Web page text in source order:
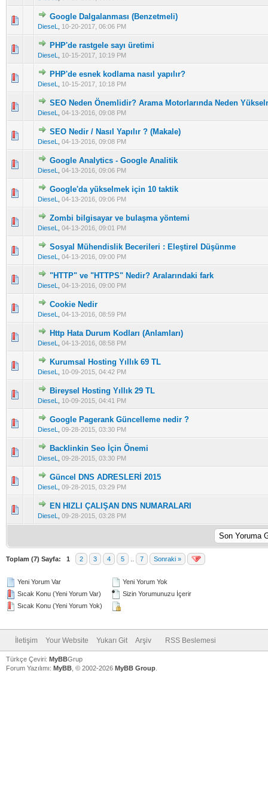
Google Dalgalanması (Benzetmeli)
DieseL 10-20-2017, 06:06 PM
5 üzerinden 0 Oy - Toplam Ortalama 0 Oy Verilmiş
1 2345
PHP'de rastgele sayı üretimi
DieseL 10-15-2017, 10:19 PM
5 üzerinden 0 Oy - Toplam Ortalama 0 Oy Verilmiş
12345
PHP'de esnek kodlama nasıl yapılır?
DieseL 10-15-2017, 10:18 PM
5 üzerinden 0 Oy - Toplam Ortalama 0 Oy Verilmiş
12 345
SEO Neden Önemlidir? Arama Motorlarında Neden
DieseL 04-13-2016, 09:08 PM
5 üzerinden 0 Oy - Toplam Ortalama 0 Oy Verilmiş
1 2 345
SEO Nedir / Nasıl Yapılır ? (Makale)
DieseL 04-13-2016, 09:08 PM
5 üzerinden 0 Oy - Toplam Ortalama 0 Oy Verilmiş
123 4 5
Google Analytics - Google Analitik
DieseL 04-13-2016, 09:06 PM
5 üzerinden 0 Oy - Toplam Ortalama 0 Oy Verilmiş
12345
Google'da yükselmek için 10 taktik
DieseL 04-13-2016, 09:06 PM
5 üzerinden 0 Oy - Toplam Ortalama 0 Oy Verilmiş
1 234 5
Zombi bilgisayar ve bulaşma yöntemi
DieseL 04-13-2016, 09:01 PM
5 üzerinden 0 Oy - Toplam Ortalama 0 Oy Verilmiş
12345
Sosyal Mühendislik Becerileri : Eleştirel Düşünme
DieseL 04-13-2016, 09:00 PM
5 üzerinden 0 Oy - Toplam Ortalama 0 Oy Verilmiş
1234 5
"HTTP" ve "HTTPS" Nedir? Aralarındaki fark
DieseL 04-13-2016, 09:00 PM
5 üzerinden 0 Oy - Toplam Ortalama 0 Oy Verilmiş
1234 5
Cookie Nedir
DieseL 04-13-2016, 08:59 PM
5 üzerinden 0 Oy - Toplam Ortalama 0 Oy Verilmiş
Http Hata Durum Kodları (Anlamları)
DieseL 04-13-2016, 08:58 PM
5 üzerinden 0 Oy - Toplam Ortalama 0 Oy Verilmiş
12 3 45
Kurumsal Hosting Yıllık 69 TL
DieseL 10-09-2015, 04:42 PM
5 üzerinden 0 Oy - Toplam Ortalama 0 Oy Verilmiş
12345
Bireysel Hosting Yıllık 29 TL
DieseL 10-09-2015, 04:41 PM
5 üzerinden 0 Oy - Toplam Ortalama 0 Oy Verilmiş
1234 5
Google Pagerank Güncelleme nedir ?
DieseL 09-28-2015, 03:30 PM
5 üzerinden 0 Oy - Toplam Ortalama 0 Oy Verilmiş
12345
Backlinkin Seo İçin Önemi
DieseL 09-28-2015, 03:30 PM
5 üzerinden 0 Oy - Toplam Ortalama 0 Oy Verilmiş
12345
Güncel DNS ADRESLERİ 2015
DieseL 09-28-2015, 03:29 PM
5 üzerinden 0 Oy - Toplam Ortalama 0 Oy Verilmiş
123 45
EN HIZLI ÇALIŞAN DNS NUMARALARI
DieseL 09-28-2015, 03:28 PM
5 üzerinden 0 Oy - Toplam Ortalama 0 Oy Verilmiş
12345
Toplam (7) Sayfa: 1 2 3 4 5 7 Sonraki »
Yeni Yorum Var
Sıcak Konu (Yeni Yorum Var)
Sıcak Konu (Yeni Yorum Yok)
Yeni Yorum Yok
Sizin Yorumunuzu İçerir
İletişim Your Website Yukarı Git Arşiv RSS Beslemesi
Türkçe Çeviri: MyBBGrup
Forum Yazılımı: MyBB , © 2002-2026 MyBB Group